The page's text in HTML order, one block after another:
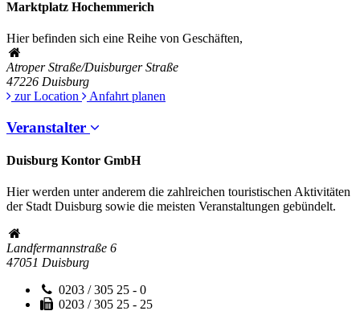
Marktplatz Hochemmerich
Hier befinden sich eine Reihe von Geschäften,
Atroper Straße/Duisburger Straße
47226 Duisburg
zur Location
Anfahrt planen
Veranstalter
Duisburg Kontor GmbH
Hier werden unter anderem die zahlreichen touristischen Aktivitäten
der Stadt Duisburg sowie die meisten Veranstaltungen gebündelt.
Landfermannstraße 6
47051 Duisburg
0203 / 305 25 - 0
0203 / 305 25 - 25